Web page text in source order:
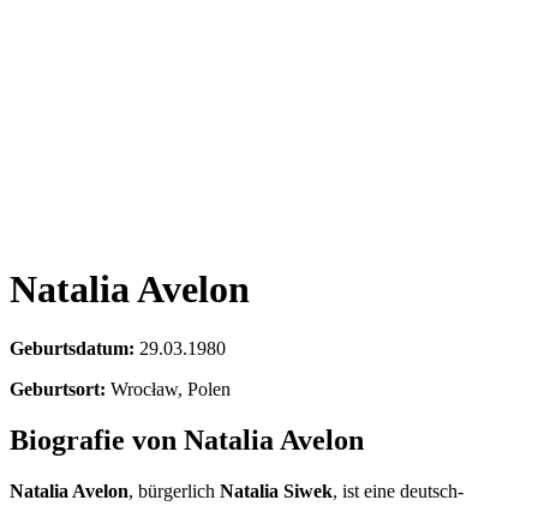
Natalia Avelon
Geburtsdatum: 29.03.1980
Geburtsort: Wrocław, Polen
Biografie von Natalia Avelon
Natalia Avelon, bürgerlich Natalia Siwek, ist eine deutsch-